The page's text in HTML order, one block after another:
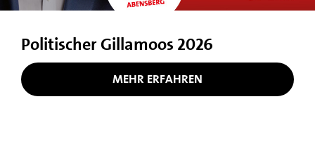
Politischer Gillamoos 2026
MEHR ERFAHREN